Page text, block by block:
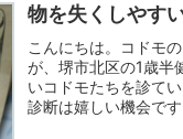
物を失くしやす
こんにちは。コドモ
が、堺市北区の1歳半
いコドモたちを診て
診断は嬉しい機会で